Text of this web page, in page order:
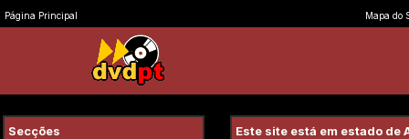
Página Principal Mapa do
Secções
Este site está em estado de